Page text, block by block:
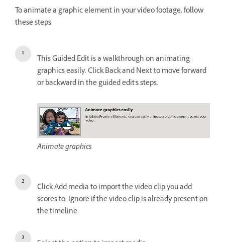
To animate a graphic element in your video footage, follow
these steps:
This Guided Edit is a walkthrough on animating
graphics easily. Click Back and Next to move forward
or backward in the guided edit's steps.
Animate graphics
Click Add media to import the video clip you add
scores to. Ignore if the video clip is already present on
the timeline.